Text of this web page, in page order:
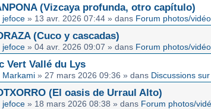
(Vizcaya profunda, otro capítulo)
jefoce » 13 avr. 2026 07:44 » dans Forum photos/
(Cuco y cascadas)
jefoce » 04 avr. 2026 09:07 » dans Forum photos/
Vert Vallé du Lys
Markami » 27 mars 2026 09:36 » dans Discussions
(El oasis de Urraul Alto)
jefoce » 18 mars 2026 08:38 » dans Forum photos/